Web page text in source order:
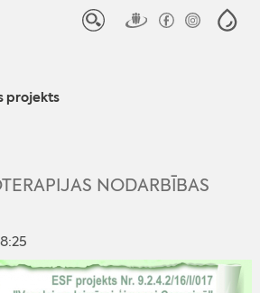
projekts
NODARBĪBAS